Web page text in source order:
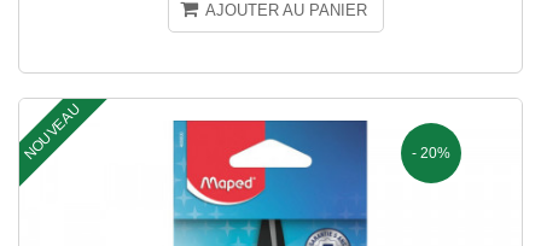
AJOUTER AU PANIER
- 20%
NOUVEAU